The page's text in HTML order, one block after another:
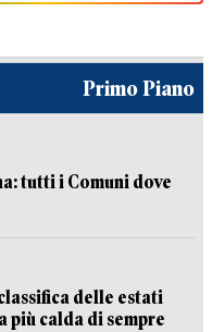
Primo Piano
tutti i Comuni dove
delle estati
più calda di sempre